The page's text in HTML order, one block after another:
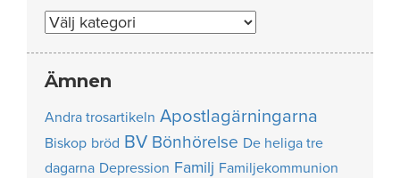
Nummer
Ämnen
Andra trosartikeln Apostlagärningarna
Biskop bröd BV Bönhörelse De heliga tre
dagarna Depression Familj Familjekommunion